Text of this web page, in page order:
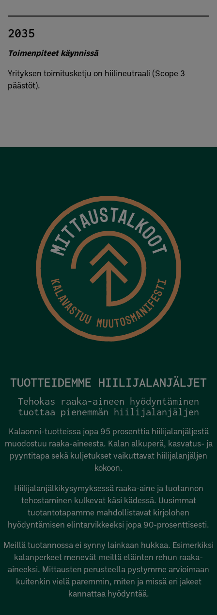
2035
Toimenpiteet käynnissä
Yrityksen toimitusketju on hiilineutraali (Scope 3
päästöt).
TUOTTEIDEMME HIILIJALANJÄLJET
Tehokas raaka-aineen hyödyntäminen
tuottaa pienemmän hiilijalanjäljen
Kalaonni-tuotteissa jopa 95 prosenttia hiilijalanjäljestä
muodostuu raaka-aineesta. Kalan alkuperä, kasvatus- ja
pyyntitapa sekä kuljetukset vaikuttavat hiilijalanjäljen
kokoon.
Hiilijalanjälkikysymyksessä raaka-aine ja tuotannon
tehostaminen kulkevat käsi kädessä. Uusimmat
tuotantotapamme mahdollistavat kirjolohen
hyödyntämisen elintarvikkeeksi jopa 90-prosenttisesti.
Meillä tuotannossa ei synny lainkaan hukkaa. Esimerkiksi
kalanperkeet menevät meiltä eläinten rehun raaka-
aineeksi. Mittausten perusteella pystymme arvioimaan
kuitenkin vielä paremmin, miten ja missä eri jakeet
kannattaa hyödyntää.